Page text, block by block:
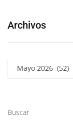
Archivos
Mayo 2026 (52)
Buscar